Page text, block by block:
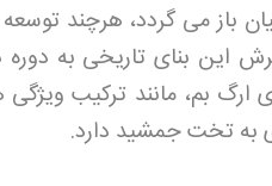
باز می گردد، هرچند
این بنای تاریخی به
ارگ بم، مانند ترکیب
به تخت جمشید دارد.